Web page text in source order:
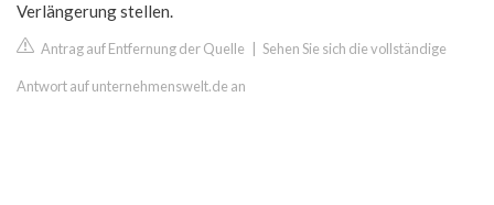
Verlängerung stellen.
Antrag auf Entfernung der Quelle Sehen Sie sich die vollständige
Antwort auf unternehmenswelt.de an